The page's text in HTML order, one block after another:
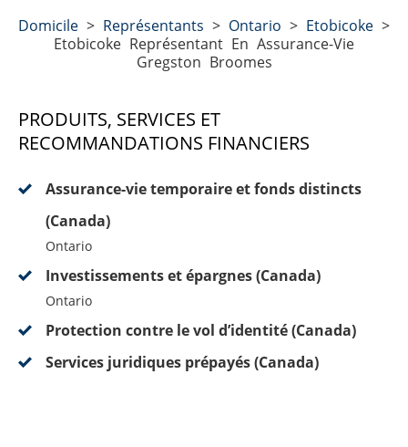
Domicile > Représentants > Ontario > Etobicoke >
Etobicoke Représentant En Assurance-Vie
Gregston Broomes
PRODUITS, SERVICES ET
RECOMMANDATIONS FINANCIERS
Assurance-vie temporaire et fonds distincts
(Canada)
Ontario
Investissements et épargnes (Canada)
Ontario
Protection contre le vol d’identité (Canada)
Services juridiques prépayés (Canada)